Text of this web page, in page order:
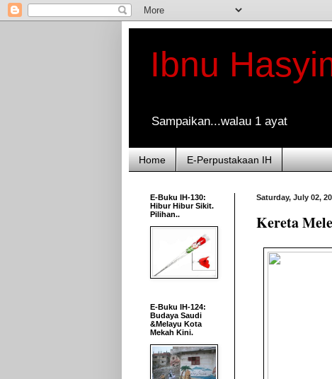
Ibnu
Sampaikan...walau 1 ayat
Home E-Perpustakaan IH
Saturday, July 02,
Kereta
E-Buku IH-130:
Hibur Hibur Sikit.
Pilihan..
E-Buku IH-124:
Budaya Saudi
&Melayu Kota
Mekah Kini.